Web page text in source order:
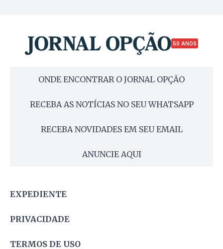
50 ANOS
ONDE ENCONTRAR O JORNAL OPÇÃO
RECEBA AS NOTÍCIAS NO SEU WHATSAPP
RECEBA NOVIDADES EM SEU EMAIL
ANUNCIE AQUI
EXPEDIENTE
PRIVACIDADE
TERMOS DE USO